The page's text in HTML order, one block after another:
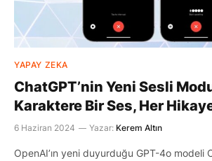
YAPAY ZEKA
ChatGPT’nin Yeni Sesli
Karaktere Bir Ses, Her
6 Haziran 2024 Yazar: Kerem Altın
OpenAI’ın yeni duyurduğu GPT-4o modeli